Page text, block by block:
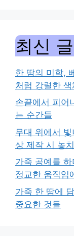
최신 글
한 땀의 미학,
처럼 강렬한 색
손끝에서 피어
는 순간들
무대 위에서
상 제작 시 놓
가죽 공예를
정교한 움직임
가죽 한 땀에
중요한 것들